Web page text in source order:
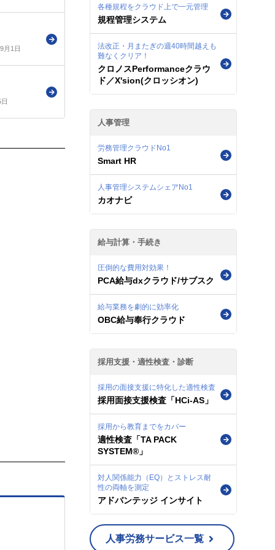
月1日
各種規程をクラウド上で一元管理
規程管理システム
法改正・月またぎの週40時間越えも
難なくクリア！
クロノスPerformanceクラウ
ド／X'sion(クロッシオン)
人事管理
労務管理クラウドNo1
Smart HR
人事管理システムシェアNo1
カオナビ
給与計算・手続き
圧倒的な費用対効果！
PCA給与dxクラウド/サブスク
給与業務を劇的に効率化
OBC給与奉行クラウド
採用支援・適性検査・診断
採用の面接支援に特化した適性検査
採用面接支援検査「HCi-AS」
採用から教育までをカバー
適性検査「TA PACK
SYSTEM®」
対人関係能力（EQ）とストレス耐
性の両軸を測定
アドバンテッジ インサイト
人事労務サービス一覧